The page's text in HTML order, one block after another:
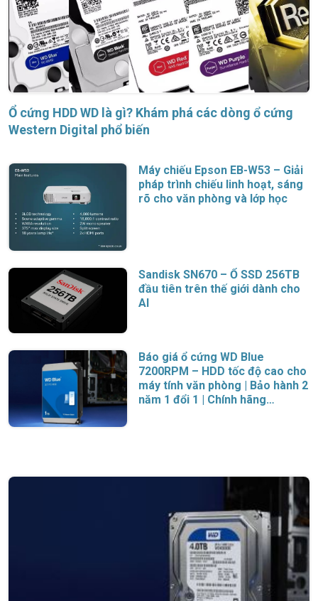
Ổ cứng HDD WD là gì? Khám phá các dòng ổ cứng
Western Digital phổ biến
Máy chiếu Epson EB-W53 – Giải
pháp trình chiếu linh hoạt, sáng
rõ cho văn phòng và lớp học
Sandisk SN670 – Ổ SSD 256TB
đầu tiên trên thế giới dành cho
AI
Báo giá ổ cứng WD Blue
7200RPM – HDD tốc độ cao cho
máy tính văn phòng | Bảo hành 2
năm 1 đổi 1 | Chính hãng